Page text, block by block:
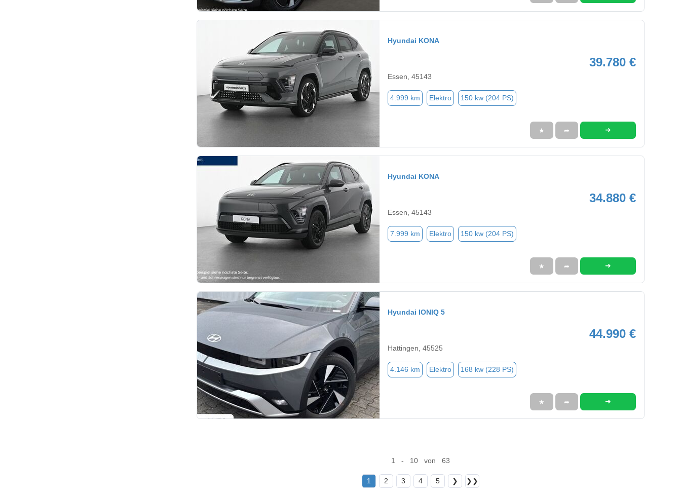
Hyundai KONA
39.780 €
Essen, 45143
4.999 km Elektro 150 kw (204 PS)
★ ➦ ➜
Hyundai KONA
34.880 €
Essen, 45143
7.999 km Elektro 150 kw (204 PS)
★ ➦ ➜
Hyundai IONIQ 5
44.990 €
Hattingen, 45525
4.146 km Elektro 168 kw (228 PS)
★ ➦ ➜
1 - 10 von 63
1 2 3 4 5 ❯ ❯❯